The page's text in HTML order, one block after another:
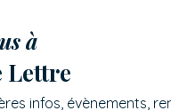
à
Lettre
infos, évènements,